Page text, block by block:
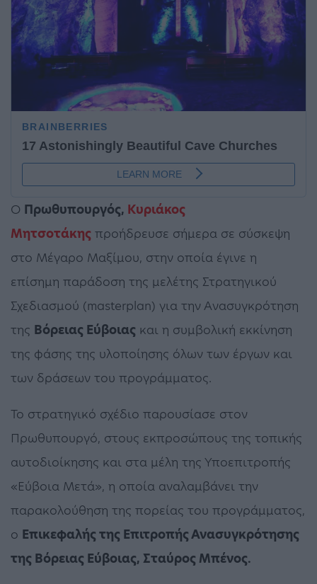
Ο Πρωθυπουργός, Κυριάκος
Μητσοτάκης προήδρευσε σήμερα σε σύσκεψη
στο Μέγαρο Μαξίμου, στην οποία έγινε η
επίσημη παράδοση της μελέτης Στρατηγικού
Σχεδιασμού (masterplan) για την Ανασυγκρότηση
της Βόρειας Εύβοιας και η συμβολική εκκίνηση
της φάσης της υλοποίησης όλων των έργων και
των δράσεων του προγράμματος.
Το στρατηγικό σχέδιο παρουσίασε στον
Πρωθυπουργό, στους εκπροσώπους της τοπικής
αυτοδιοίκησης και στα μέλη της Υποεπιτροπής
«Εύβοια Μετά», η οποία αναλαμβάνει την
παρακολούθηση της πορείας του προγράμματος,
ο Επικεφαλής της Επιτροπής Ανασυγκρότησης
της Βόρειας Εύβοιας, Σταύρος Μπένος.